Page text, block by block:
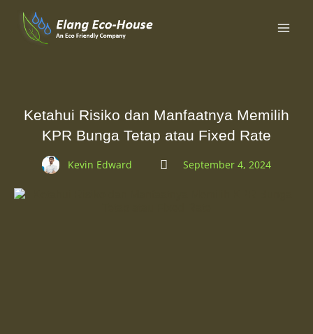
Ketahui Risiko dan Manfaatnya Memilih
KPR Bunga Tetap atau Fixed Rate
Kevin Edward September 4, 2024